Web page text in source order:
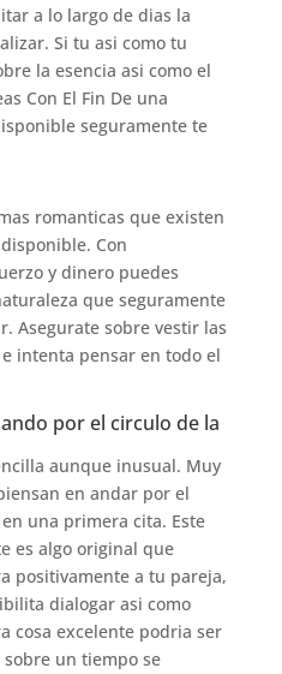
a lo largo de dias la
Si tu asi­ como tu
la esencia asi­ como el
Con El Fin De una
seguramente te
romanticas que existen
Con
y dinero puedes
que seguramente
Asegurate sobre vestir las
intenta pensar en todo el
por el circulo de la
aunque inusual. Muy
en andar por el
una primera cita. Este
es algo original que
positivamente a tu pareja,
dialogar asi­ como
cosa excelente podri­a ser
sobre un tiempo se